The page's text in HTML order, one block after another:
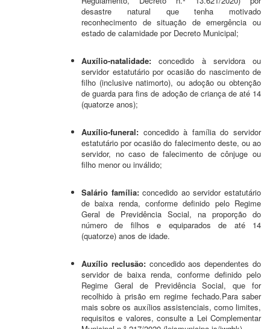
desastre natural que tenha motivado
reconhecimento de situação de emergência ou
estado de calamidade por Decreto Municipal;
Auxílio-natalidade:concedido à servidora ou
servidor estatutário por ocasião do nascimento de
filho (inclusive natimorto), ou adoção ou obtenção
de guarda para fins de adoção de criança de até 14
(quatorze anos);
Auxílio-funeral: concedido à família do servidor
estatutário por ocasião do falecimento deste, ou ao
servidor, no caso de falecimento de cônjuge ou
filho menor ou inválido;
Salário família:concedido ao servidor estatutário
de baixa renda, conforme definido pelo Regime
Geral de Previdência Social, na proporção do
número de filhos e equiparados de até 14
(quatorze) anos de idade.
Auxílio reclusão:concedido aos dependentes do
servidor de baixa renda, conforme definido pelo
Regime Geral de Previdência Social, que for
recolhido à prisão em regime fechado.Para saber
mais sobre os auxílios assistenciais, como limites,
requisitos e valores, consulte a Lei Complementar